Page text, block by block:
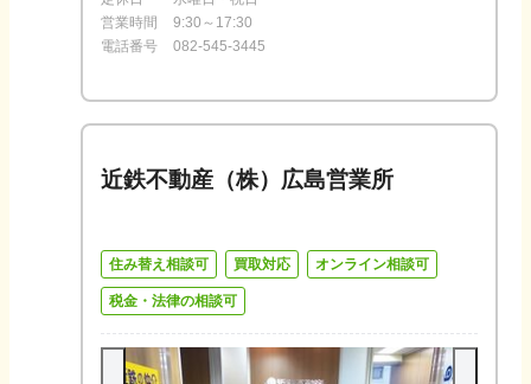
営業時間
9:30～17:30
電話番号
082-545-3445
近鉄不動産（株）広島営業所
住み替え相談可 買取対応 オンライン相談可
税金・法律の相談可